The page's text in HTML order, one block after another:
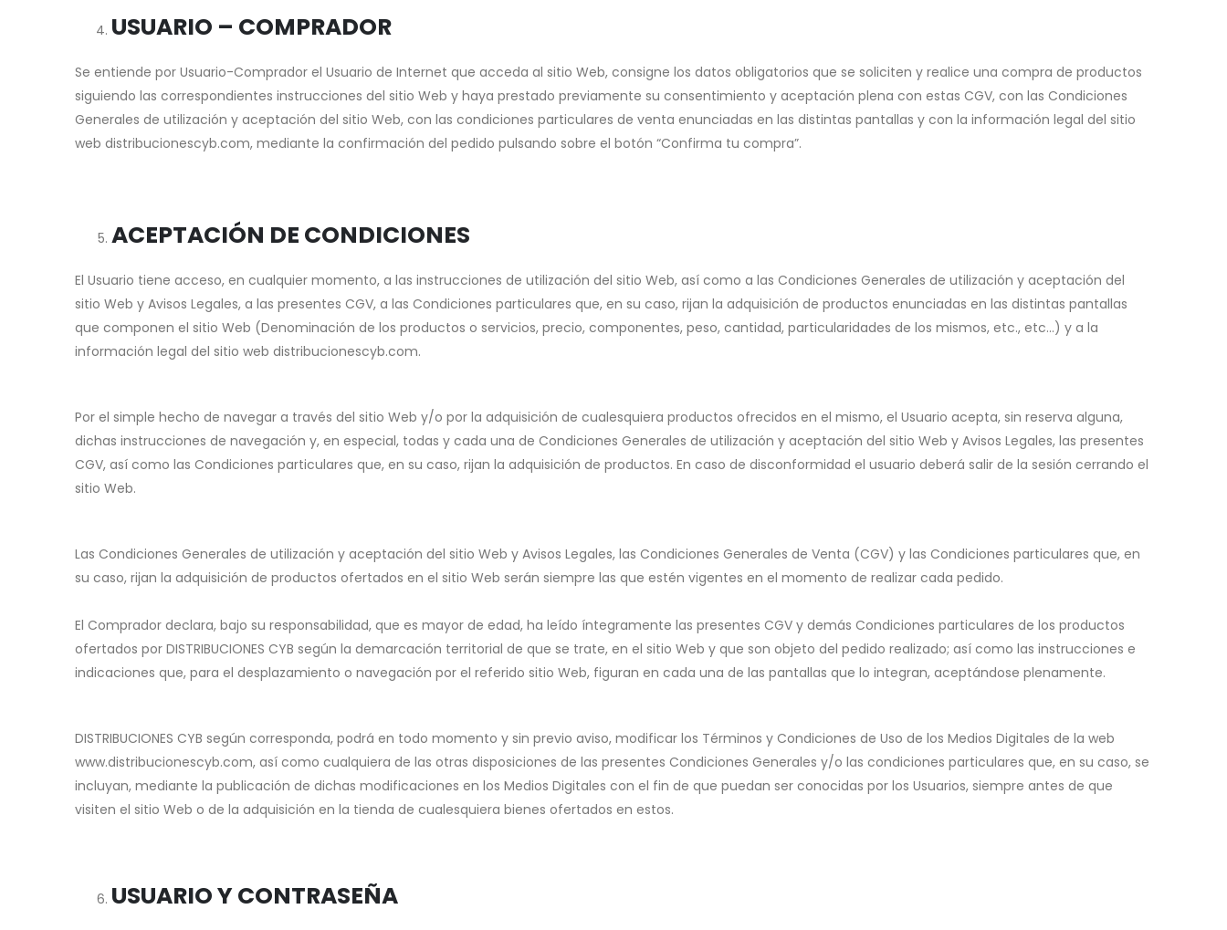
USUARIO – COMPRADOR
Se entiende por Usuario-Comprador el Usuario de Internet que acceda al sitio Web, consigne los datos obligatorios que se soliciten y realice una compra de productos
siguiendo las correspondientes instrucciones del sitio Web y haya prestado previamente su consentimiento y aceptación plena con estas CGV, con las Condiciones
Generales de utilización y aceptación del sitio Web, con las condiciones particulares de venta enunciadas en las distintas pantallas y con la información legal del sitio
web distribucionescyb.com, mediante la confirmación del pedido pulsando sobre el botón “Confirma tu compra”.
ACEPTACIÓN DE CONDICIONES
El Usuario tiene acceso, en cualquier momento, a las instrucciones de utilización del sitio Web, así como a las Condiciones Generales de utilización y aceptación del
sitio Web y Avisos Legales, a las presentes CGV, a las Condiciones particulares que, en su caso, rijan la adquisición de productos enunciadas en las distintas pantallas
que componen el sitio Web (Denominación de los productos o servicios, precio, componentes, peso, cantidad, particularidades de los mismos, etc., etc...) y a la
información legal del sitio web distribucionescyb.com.
Por el simple hecho de navegar a través del sitio Web y/o por la adquisición de cualesquiera productos ofrecidos en el mismo, el Usuario acepta, sin reserva alguna,
dichas instrucciones de navegación y, en especial, todas y cada una de Condiciones Generales de utilización y aceptación del sitio Web y Avisos Legales, las presentes
CGV, así como las Condiciones particulares que, en su caso, rijan la adquisición de productos. En caso de disconformidad el usuario deberá salir de la sesión cerrando el
sitio Web.
Las Condiciones Generales de utilización y aceptación del sitio Web y Avisos Legales, las Condiciones Generales de Venta (CGV) y las Condiciones particulares que, en
su caso, rijan la adquisición de productos ofertados en el sitio Web serán siempre las que estén vigentes en el momento de realizar cada pedido.
El Comprador declara, bajo su responsabilidad, que es mayor de edad, ha leído íntegramente las presentes CGV y demás Condiciones particulares de los productos
ofertados por DISTRIBUCIONES CYB según la demarcación territorial de que se trate, en el sitio Web y que son objeto del pedido realizado; así como las instrucciones e
indicaciones que, para el desplazamiento o navegación por el referido sitio Web, figuran en cada una de las pantallas que lo integran, aceptándose plenamente.
DISTRIBUCIONES CYB según corresponda, podrá en todo momento y sin previo aviso, modificar los Términos y Condiciones de Uso de los Medios Digitales de la web
www.distribucionescyb.com, así como cualquiera de las otras disposiciones de las presentes Condiciones Generales y/o las condiciones particulares que, en su caso, se
incluyan, mediante la publicación de dichas modificaciones en los Medios Digitales con el fin de que puedan ser conocidas por los Usuarios, siempre antes de que
visiten el sitio Web o de la adquisición en la tienda de cualesquiera bienes ofertados en estos.
USUARIO Y CONTRASEÑA